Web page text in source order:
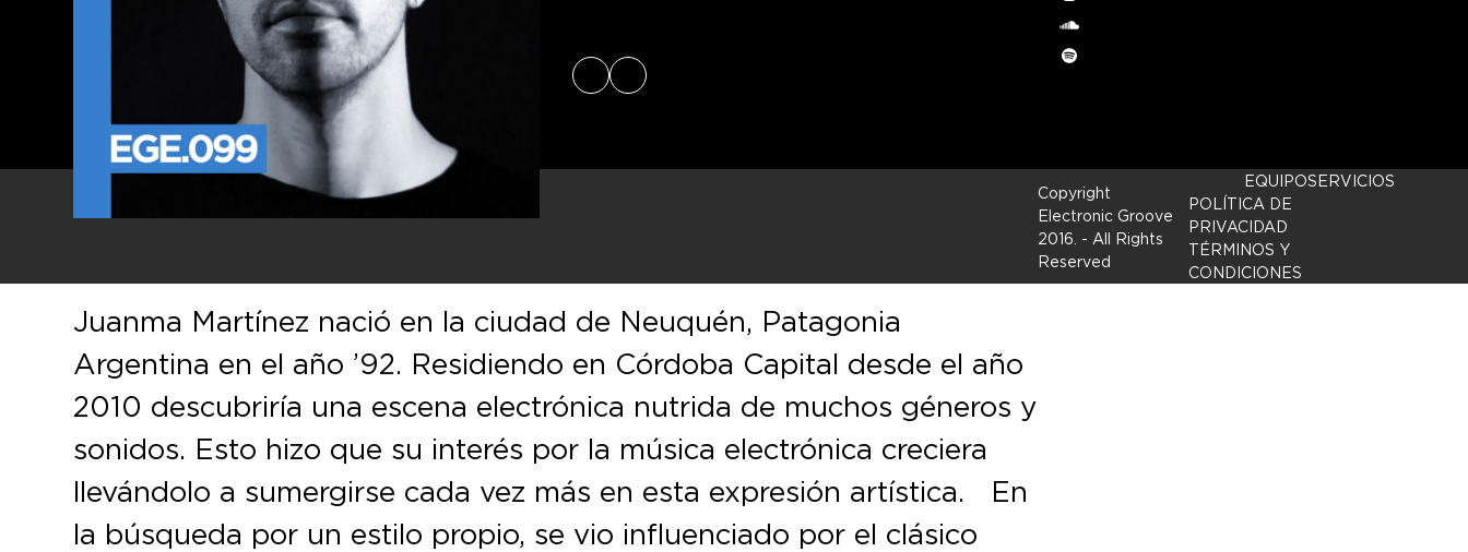
FacebookSoundCloud
Juanma Martínez nació en la ciudad de Neuquén, Patagonia
Argentina en el año ’92. Residiendo en Córdoba Capital desde el año
2010 descubriría una escena electrónica nutrida de muchos géneros y
sonidos. Esto hizo que su interés por la música electrónica creciera
llevándolo a sumergirse cada vez más en esta expresión artística. En
la búsqueda por un estilo propio, se vio influenciado por el clásico
soundcloud
Spotify
Copyright
Electronic Groove
2016. - All Rights
Reserved
EQUIPOSERVICIOS
POLÍTICA DE
PRIVACIDAD
TÉRMINOS Y
CONDICIONES